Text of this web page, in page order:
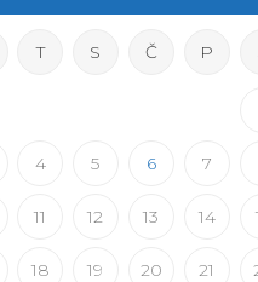
T S Č P
4 5 6 7
11 12 13 14
18 19 20 21